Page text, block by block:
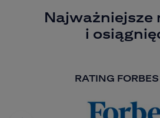
Najważniejsze
i
RATING